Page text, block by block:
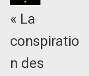
« La
conspiratio
n des